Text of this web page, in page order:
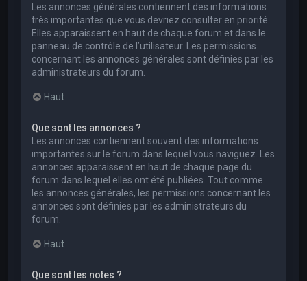
Les annonces générales contiennent des informations
très importantes que vous devriez consulter en priorité.
Elles apparaissent en haut de chaque forum et dans le
panneau de contrôle de l’utilisateur. Les permissions
concernant les annonces générales sont définies par les
administrateurs du forum.
Haut
Que sont les annonces ?
Les annonces contiennent souvent des informations
importantes sur le forum dans lequel vous naviguez. Les
annonces apparaissent en haut de chaque page du
forum dans lequel elles ont été publiées. Tout comme
les annonces générales, les permissions concernant les
annonces sont définies par les administrateurs du
forum.
Haut
Que sont les notes ?